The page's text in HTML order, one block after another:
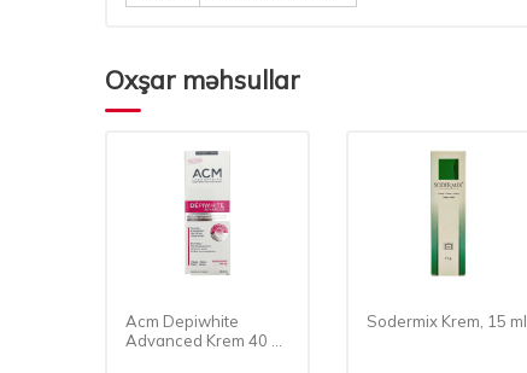
Oxşar məhsullar
Acm Depiwhite
Advanced Krem 40 ml
Sodermix Krem, 15 ml